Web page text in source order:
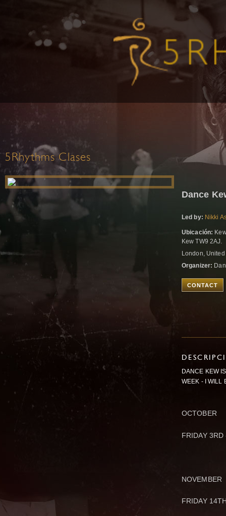
5Rhythms Clases
Dance
Led by: Nikki
Ubicación:
Kew TW9 2AJ.
London,
Organizer:
CONTACT
DANCE KEW
WEEK - I WILL
OCTOBER
FRIDAY
NOVEMBER
FRIDAY